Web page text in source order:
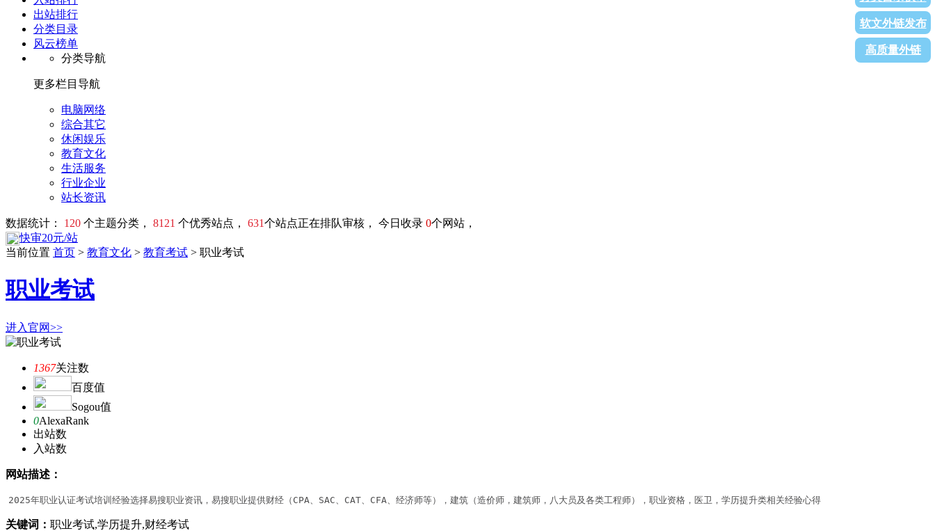
出站排行
分类目录
风云榜单
分类导航
更多栏目导航
电脑网络
综合其它
休闲娱乐
教育文化
生活服务
行业企业
站长资讯
数据统计： 120 个主题分类， 8121 个优秀站点， 631个站点正在排队审核， 今日收录 0个网站，
快审20元/站
软文外链发布
高质量外链
当前位置 首页 > 教育文化 > 教育考试 > 职业考试
职业考试
进入官网>>
1367关注数
百度值
Sogou值
0AlexaRank
出站数
入站数
网站描述：
2025年职业认证考试培训经验选择易搜职业资讯，易搜职业提供财经（CPA、SAC、CAT、CFA、经济师等），建筑（造价师，建筑师，八大员及各类工程师），职业资格，医卫，学历提升类相关经验心得
关键词： 职业考试,学历提升,财经考试